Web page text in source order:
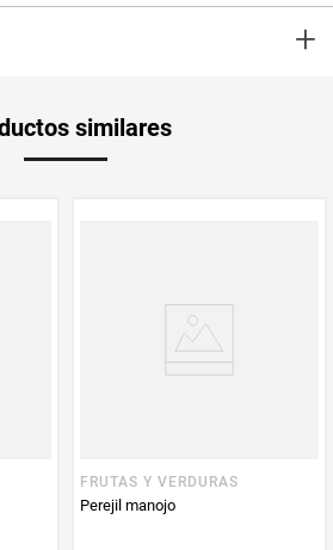
condimento. También se puede consumir
verduras, o beberse en batidos, en +
similares
FRUTAS Y VERDURAS
Perejil manojo